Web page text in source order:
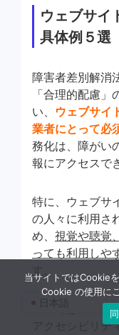
日本語
ウェブサイ
具体例５選
障害者差別解消
「合理的配慮
い、
ウェブサイ
業者にとって必
務化は、障がい
報にアクセスで
特に、ウェブサ
の人々に利用さ
め、 視覚や聴覚
っても利用しや
ここでは、ウェ
アクセシビリテ
当サイトではCookie
Cookie の使用に